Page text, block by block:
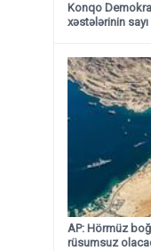
Konqo
xəstələrinin
AP: Hörmüz
rüsumsuz